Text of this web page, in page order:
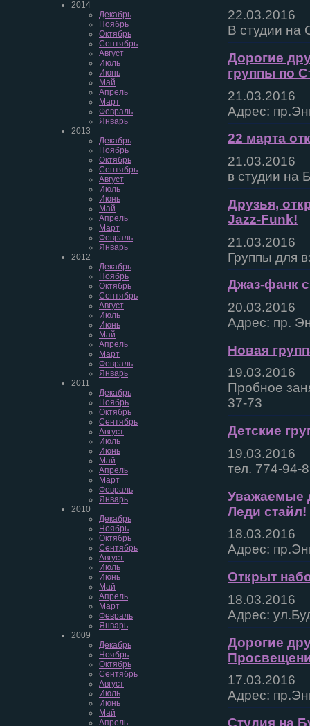
2014
Декабрь
Ноябрь
Октябрь
Сентябрь
Август
Июль
Июнь
Май
Апрель
Март
Февраль
Январь
2013
Декабрь
Ноябрь
Октябрь
Сентябрь
Август
Июль
Июнь
Май
Апрель
Март
Февраль
Январь
2012
Декабрь
Ноябрь
Октябрь
Сентябрь
Август
Июль
Июнь
Май
Апрель
Март
Февраль
Январь
2011
Декабрь
Ноябрь
Октябрь
Сентябрь
Август
Июль
Июнь
Май
Апрель
Март
Февраль
Январь
2010
Декабрь
Ноябрь
Октябрь
Сентябрь
Август
Июль
Июнь
Май
Апрель
Март
Февраль
Январь
2009
Декабрь
Ноябрь
Октябрь
Сентябрь
Август
Июль
Июнь
Май
Апрель
22.03.2016
В студии на
Дорогие
группы по
21.03.2016
Адрес:
22 марта
21.03.2016
в студии на
Друзья,
Jazz-Funk!
21.03.2016
Группы для
Джаз-фанк
20.03.2016
Адрес: пр.
Новая
19.03.2016
Пробное
37-73
Детские
19.03.2016
тел. 774-94-
Уважаемые
Леди стайл!
18.03.2016
Адрес:
Открыт
18.03.2016
Адрес:
Дорогие
17.03.2016
Адрес:
Студия на